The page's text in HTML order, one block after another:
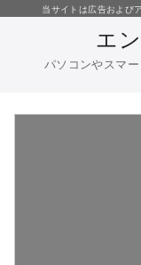
当サイトは広告および
エ
パソコンやスマ